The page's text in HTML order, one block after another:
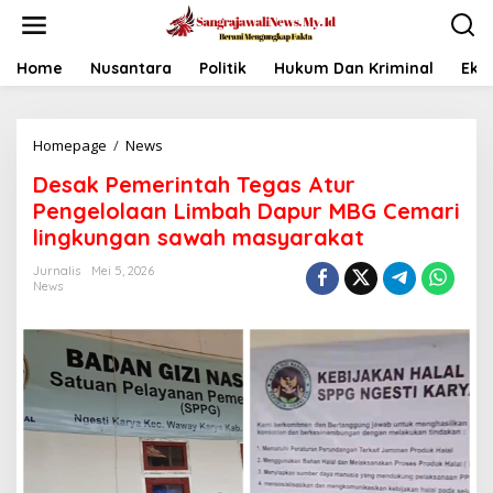
t
Home Nusantara Politik Hukum Dan Kriminal
Homepage / News
s
a
k
P
i
n
t
a
h
T
e
g
Desak Pemerintah Tegas Atur
Pengelolaan Limbah Dapur MBG Cemari
lingkungan sawah masyarakat
Jurnalis
Mei 5, 2026
News